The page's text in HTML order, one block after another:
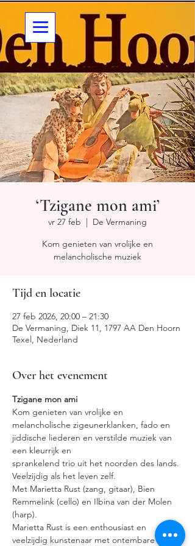
‘Tzigane mon ami’
vr 27 feb
  |
De Vermaning
Kom genieten van vrolijke en
melancholische muziek
Tijd en locatie
27 feb 2026, 20:00 – 21:30
De Vermaning, Diek 11, 1797 AA Den Hoorn
Texel, Nederland
Over het evenement
Tzigane mon ami
Kom genieten van vrolijke en
melancholische zigeunerklanken, fado en
jiddische liederen en verstilde muziek van
een kleurrijk en
sprankelend trio uit het noorden des lands.
Veelzijdig als het leven zelf.
Met Marietta Rust (zang, gitaar), Bien
Remmelink (cello) en Ilbina van der Molen
(harp).
Marietta Rust is een enthousiast en
veelzijdig kunstenaar met ontembare